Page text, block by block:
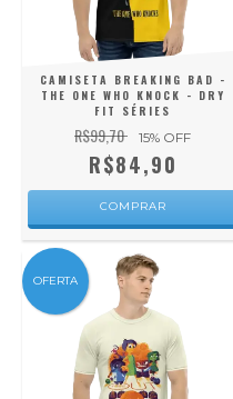
CAMISETA BREAKING BAD -
THE ONE WHO KNOCK - DRY
FIT SÉRIES
R$99,70 15% OFF
R$84,90
COMPRAR
OFERTA